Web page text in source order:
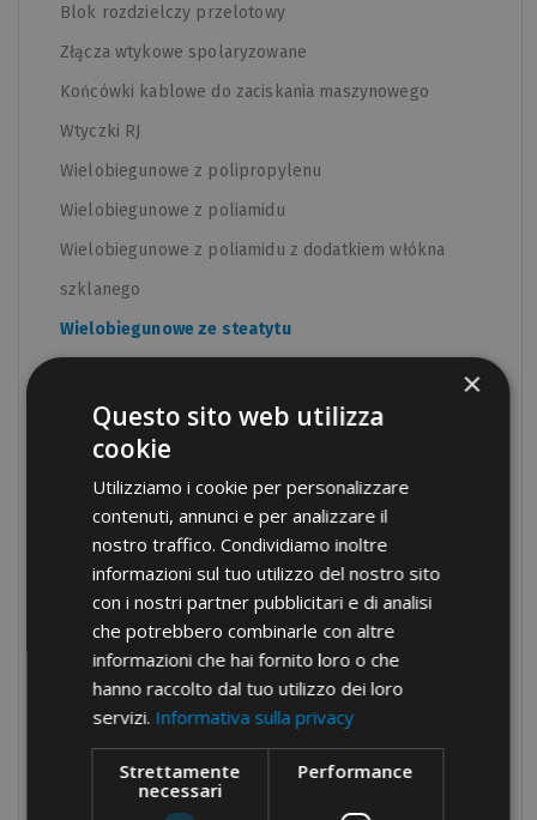
Blok rozdzielczy przelotowy
Złącza wtykowe spolaryzowane
Końcówki kablowe do zaciskania maszynowego
Wtyczki RJ
Wielobiegunowe z polipropylenu
Wielobiegunowe z poliamidu
Wielobiegunowe z poliamidu z dodatkiem włókna
szklanego
Wielobiegunowe ze steatytu
Modułowe bloki rozdzielcze
Dławnice kablowe z poliamidu
Dławnice kablowe z mosiądzu
Opaski zaciskowe
Rurki termokurczliwe
Elementy do tablic rozdzielczych
Narzędzia ręczne
Narzędzia hydrauliczne
Taśmy izolacyjne
Złącza do rur elektroinstalacyjnych
Elementy mocujące
×
Questo sito web utilizza
cookie
Utilizziamo i cookie per personalizzare
contenuti, annunci e per analizzare il
nostro traffico. Condividiamo inoltre
informazioni sul tuo utilizzo del nostro sito
con i nostri partner pubblicitari e di analisi
che potrebbero combinarle con altre
informazioni che hai fornito loro o che
hanno raccolto dal tuo utilizzo dei loro
servizi. Informativa sulla privacy
Strettamente
necessari
Performance